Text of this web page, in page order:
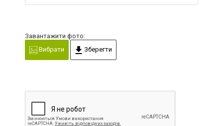
Завантажити фото: